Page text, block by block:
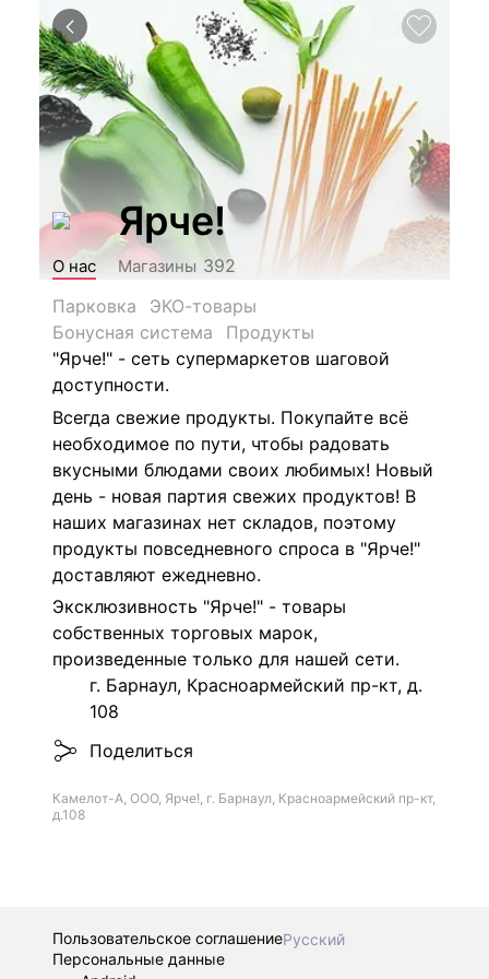
Ярче!
О нас Магазины 392
Парковка
ЭКО-товары
Бонусная система
Продукты
"Ярче!" - сеть супермаркетов шаговой
доступности.
Всегда свежие продукты. Покупайте всё
необходимое по пути, чтобы радовать
вкусными блюдами своих любимых! Новый
день - новая партия свежих продуктов! В
наших магазинах нет складов, поэтому
продукты повседневного спроса в "Ярче!"
доставляют ежедневно.
Эксклюзивность "Ярче!" - товары
собственных торговых марок,
произведенные только для нашей сети.
г. Барнаул, Красноармейский пр-кт, д.
108
Поделиться
Камелот-А, ООО, Ярче!, г. Барнаул, Красноармейский пр-кт,
д.108
Пользовательское соглашениеРусский
Персональные данные